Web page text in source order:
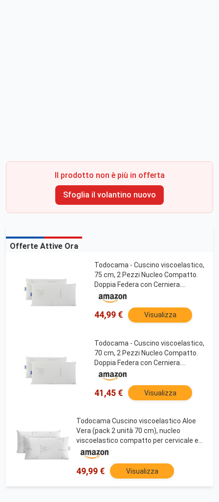
Il prodotto non è più in offerta
Sfoglia il volantino nuovo
Offerte Attive Ora
Todocama - Cuscino viscoelastico,
75 cm, 2 Pezzi Nucleo Compatto.
Doppia Federa con Cerniera.
Tessuto Aloe Vera.
Termoregolabile adattabilità al
Collo.
44,99 € Visualizza
Todocama - Cuscino viscoelastico,
70 cm, 2 Pezzi Nucleo Compatto.
Doppia Federa con Cerniera.
Tessuto Aloe Vera.
Termoregolabile adattabilità al
Collo.
41,45 € Visualizza
Todocama Cuscino viscoelastico Aloe
Vera (pack 2 unità 70 cm), nucleo
viscoelastico compatto per cervicale e
collo, a rigidità media-alta, doppia
copertura per cerniera.
49,99 € Visualizza